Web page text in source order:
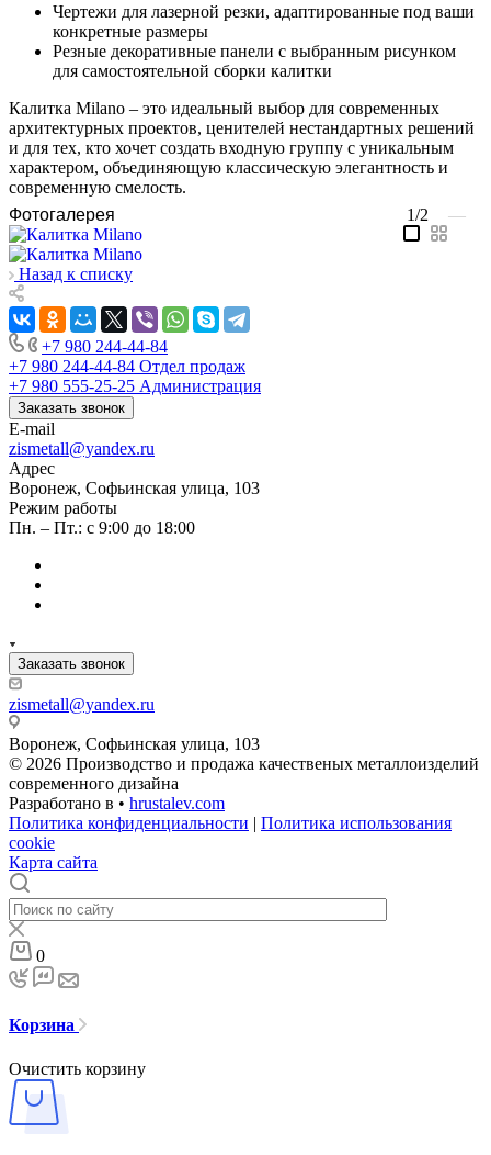
Чертежи для лазерной резки, адаптированные под ваши
конкретные размеры
Резные декоративные панели с выбранным рисунком
для самостоятельной сборки калитки
Калитка Milano – это идеальный выбор для современных
архитектурных проектов, ценителей нестандартных решений
и для тех, кто хочет создать входную группу с уникальным
характером, объединяющую классическую элегантность и
современную смелость.
Фотогалерея
1/2 —
Назад к списку
+7 980 244-44-84
+7 980 244-44-84 Отдел продаж
+7 980 555-25-25 Администрация
Заказать звонок
E-mail
zismetall@yandex.ru
Адрес
Воронеж, Софьинская улица, 103
Режим работы
Пн. – Пт.: с 9:00 до 18:00
Заказать звонок
zismetall@yandex.ru
Воронеж, Софьинская улица, 103
© 2026 Производство и продажа качественых металлоизделий
современного дизайна
Разработано в • hrustalev.com
Политика конфиденциальности | Политика использования
cookie
Карта сайта
0
Корзина
Очистить корзину